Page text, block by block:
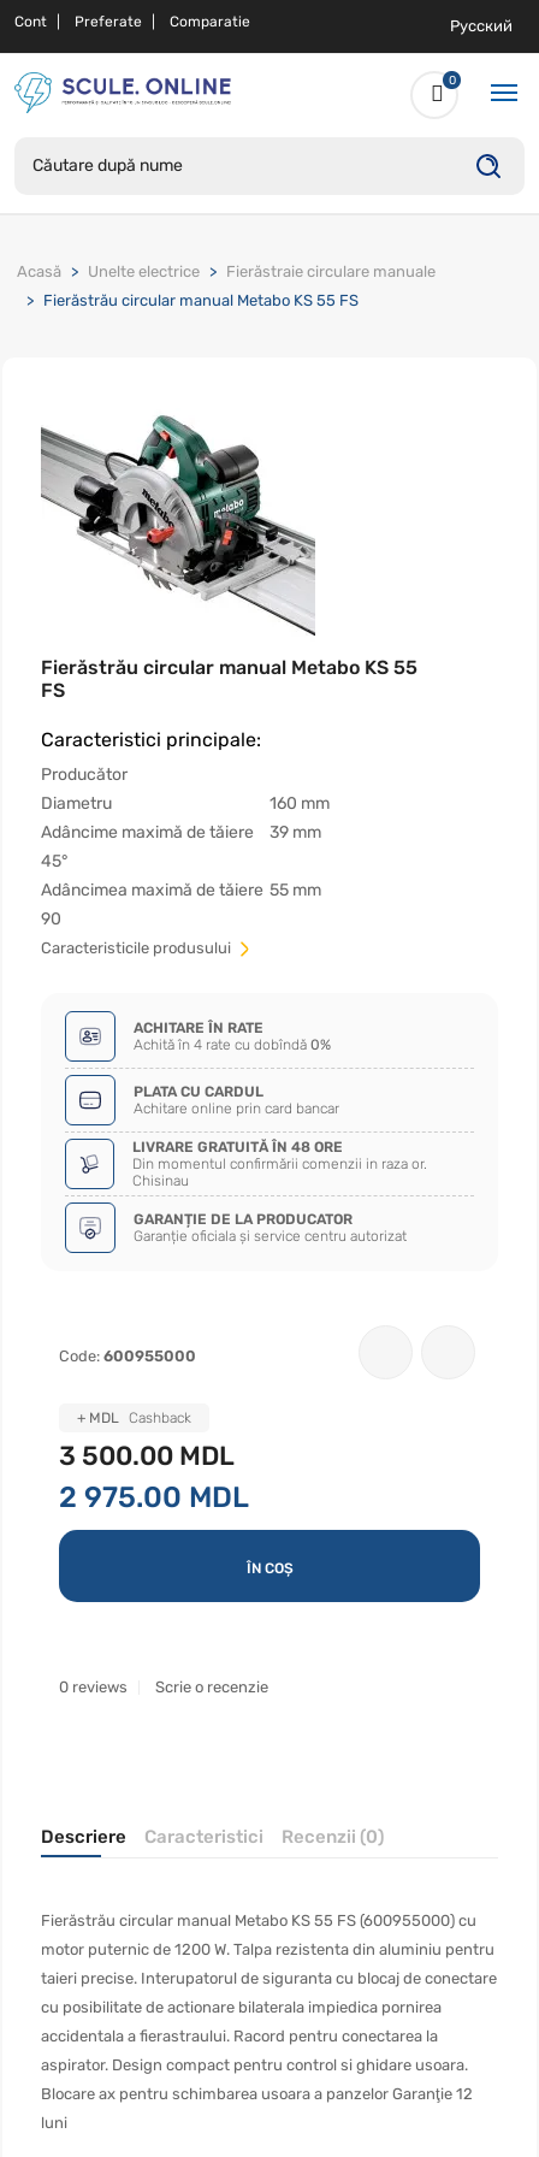
Cont Preferate Comparatie Русский
0
Acasă Unelte electrice
Fierăstraie circulare manuale
Fierăstrău circular manual Metabo KS 55 FS
Fierăstrău circular manual Metabo KS 55
FS
Caracteristici principale:
Producător
Diametru
160 mm
Adâncime maximă de tăiere
45°
39 mm
Adâncimea maximă de tăiere
90
55 mm
Сaracteristicile produsului
ACHITARE ÎN RATE
Achită în 4 rate cu dobîndă 0%
PLATA CU CARDUL
Achitare online prin card bancar
LIVRARE GRATUITĂ ÎN 48 ORE
Din momentul confirmării comenzii in raza or.
Chisinau
GARANȚIE DE LA PRODUCATOR
Garanție oficiala și service centru autorizat
Code: 600955000
2 975.00 MDL
3 500.00 MDL
ÎN COȘ
0 reviews Scrie o recenzie
+ MDL Cashback
Descriere Caracteristici Recenzii (0)
Fierăstrău circular manual Metabo KS 55 FS (600955000) cu
motor puternic de 1200 W. Talpa rezistenta din aluminiu pentru
taieri precise. Interupatorul de siguranta cu blocaj de conectare
cu posibilitate de actionare bilaterala impiedica pornirea
accidentala a fierastraului. Racord pentru conectarea la
aspirator. Design compact pentru control si ghidare usoara.
Blocare ax pentru schimbarea usoara a panzelor Garanţie 12
luni